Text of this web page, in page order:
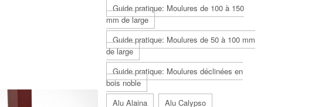
Guide pratique: Moulures de 100 à 150
mm de large
Guide pratique: Moulures de 50 à 100 mm
de large
Guide pratique: Moulures déclinées en
bois noble
Alu Alaina
Alu Calypso